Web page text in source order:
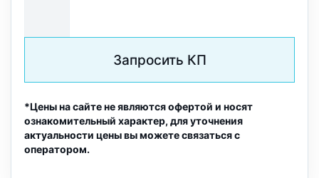
Запросить КП
*Цены на сайте не являются офертой и носят
ознакомительный характер, для уточнения
актуальности цены вы можете связаться с
оператором.